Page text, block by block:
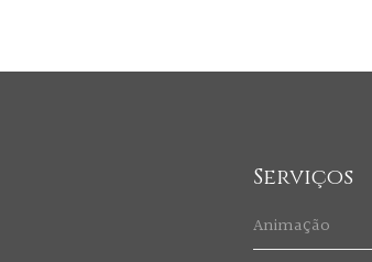
Serviços
Animação